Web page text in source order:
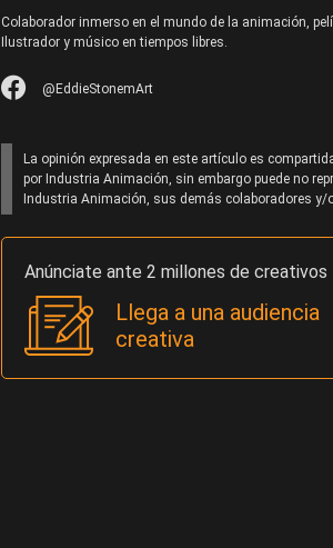
Colaborador inmerso en el mundo de la animación,
Ilustrador y músico en tiempos libres.
@EddieStonemArt
La opinión expresada en este artículo es
por Industria Animación, sin embargo puede no
Industria Animación, sus demás colaboradores y/
Anúnciate ante 2 millones de creativos
Llega a una audiencia
creativa